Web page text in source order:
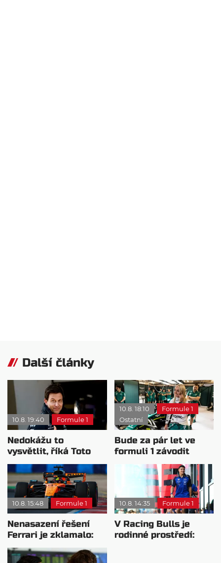
Další články
10.8. 19:40 Formule 1
Nedokážu to
vysvětlit, říká Toto
Wolff o Antonelliho
výkonu
10.8. 18:10
Formule 1
Ostatní
Bude za pár let ve
formuli 1 závodit
10.8. 15:48 Formule 1
Nenasazení řešení
Ferrari je zklamalo:
Poslední test byl
pozitivní
10.8. 14:35 Formule 1
V Racing Bulls je
rodinné prostředí: